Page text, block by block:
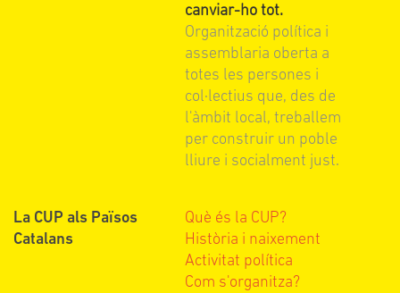
canviar-ho tot.
Organització política i
assemblaria oberta a
totes les persones i
col·lectius que, des de
l'àmbit local, treballem
per construir un poble
lliure i socialment just.
La CUP als Països
Catalans
Què és la CUP?
Història i naixement
Activitat política
Com s'organitza?